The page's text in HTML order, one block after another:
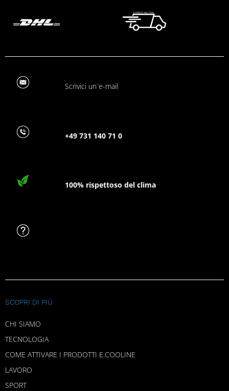
Scrivici un´e-mail
+49 731 140 71 0
100% rispettoso del clima
SCOPRI DI PIÙ
CHI SIAMO
TECNOLOGIA
COME ATTIVARE I PRODOTTI E.COOLINE
LAVORO
SPORT